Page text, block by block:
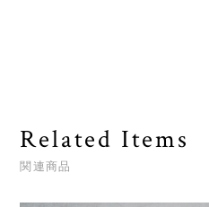
Related Items
関連商品